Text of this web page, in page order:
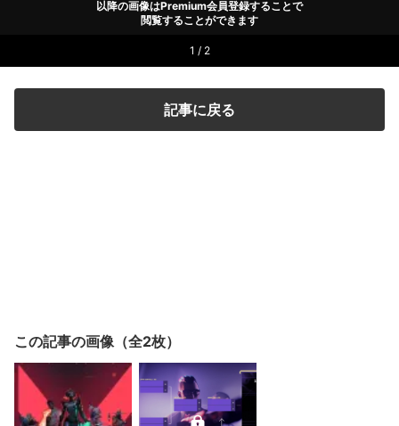
以降の画像はPremium会員登録することで
閲覧することができます
1 / 2
記事に戻る
この記事の画像（全2枚）